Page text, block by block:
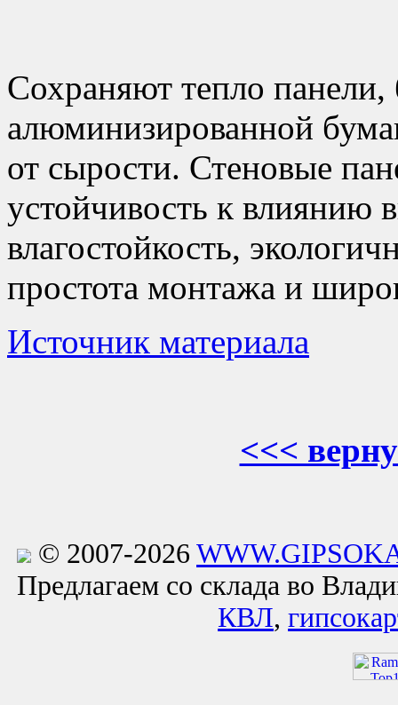
Сохраняют тепло панели,
алюминизированной
от сырости. Стеновые
устойчивость к влиянию
влагостойкость,
простота монтажа и
Источник материала
<<<
© 2007-2026
Предлагаем со склада во
КВЛ,